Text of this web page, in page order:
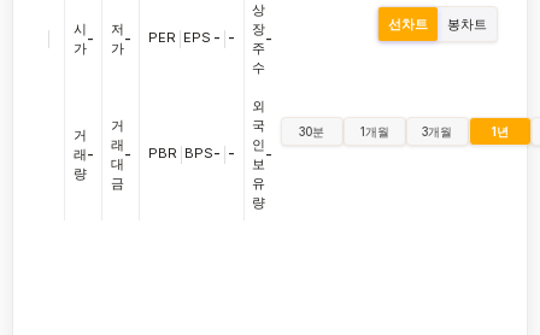
시
가
-
거
래
량
-
저
가
-
거
래
대
금
-
PER EPS - -
PBR BPS- -
상
장
주
수
-
외
국
인
보
유
량
-
선차트 봉차트
30분 1개월 3개월 1년